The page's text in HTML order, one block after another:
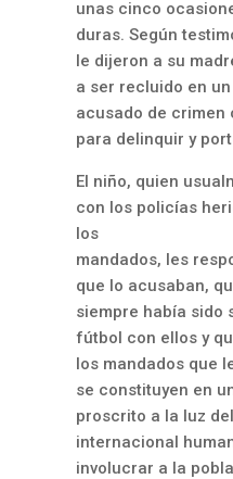
unas cinco
duras. Según
le dijeron a su
a ser recluido en
acusado de crimen
para delinquir y
El niño, quien
con los policías
los
mandados, les
que lo acusaban,
siempre había sido
fútbol con ellos y
los mandados que
se constituyen en
proscrito a la luz
internacional
involucrar a la